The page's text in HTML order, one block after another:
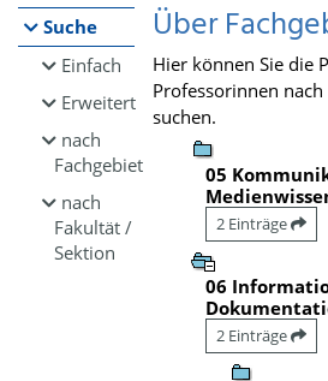
Suche
Einfach
Erweitert
nach
Fachgebiet
nach
Fakultät /
Sektion
Über
Hier können Sie die
Professorinnen
suchen.
05
2 Einträge
06
2 Einträge